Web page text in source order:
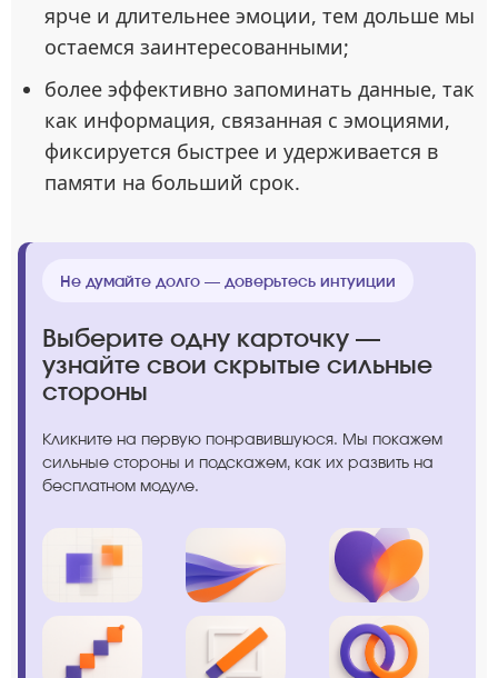
ярче и длительнее эмоции, тем дольше мы
остаемся заинтересованными;
более эффективно запоминать данные, так
как информация, связанная с эмоциями,
фиксируется быстрее и удерживается в
памяти на больший срок.
Не думайте долго — доверьтесь интуиции
Выберите одну карточку —
узнайте свои скрытые сильные
стороны
Кликните на первую понравившуюся. Мы покажем
сильные стороны и подскажем, как их развить на
бесплатном модуле.